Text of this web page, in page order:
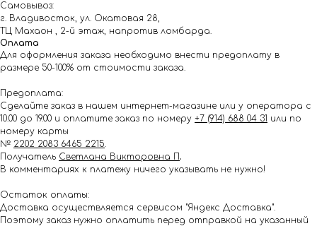
Самовывоз:
г. Владивосток, ул. Окатовая 28,
ТЦ Махаон , 2-й этаж, напротив ломбарда.
Оплата
Для оформления заказа необходимо внести предоплату в
размере 50-100% от стоимости заказа.
Предоплата:
Сделайте заказ в нашем интернет-магазине или у оператора с
10.00 до 19.00 и оплатите заказ по номеру +7 (914) 688 04 31 или по
номеру карты
№ 2202 2083 6465 2215.
Получатель Светлана Викторовна П .
В комментариях к платежу ничего указывать не нужно!
Остаток оплаты:
Доставка осуществляется сервисом "Яндекс Доставка".
Поэтому заказ нужно оплатить перед отправкой на указанный